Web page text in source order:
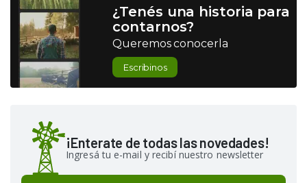
¿Tenés una historia para
contarnos?
Queremos conocerla
Escribinos
¡Enterate de todas las novedades!
Ingresá tu e-mail y recibí nuestro newsletter